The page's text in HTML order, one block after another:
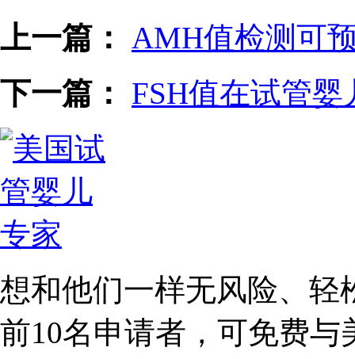
上一篇：
AMH值检测可
下一篇：
FSH值在试管
想和他们一样无风险、轻
前10名申请者，可免费与